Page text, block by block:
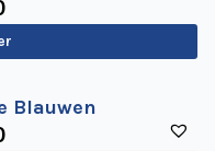
Blauwen